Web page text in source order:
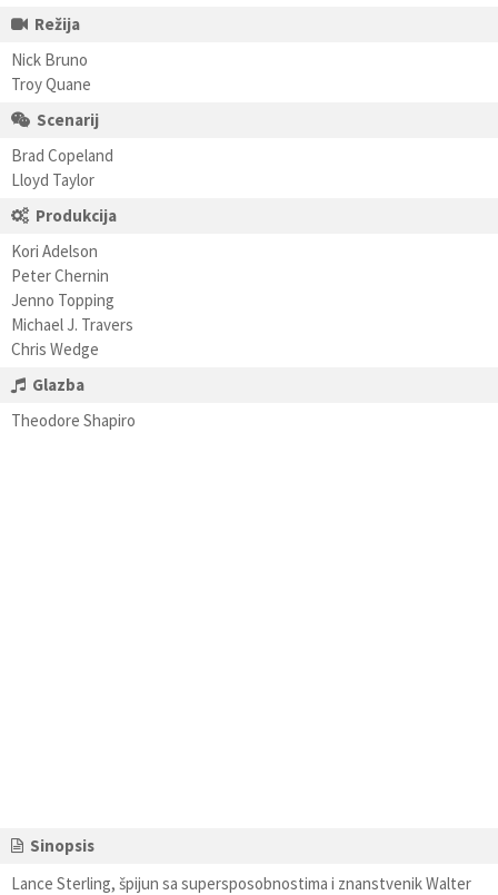
Režija
Nick Bruno
Troy Quane
Scenarij
Brad Copeland
Lloyd Taylor
Produkcija
Kori Adelson
Peter Chernin
Jenno Topping
Michael J. Travers
Chris Wedge
Glazba
Theodore Shapiro
Sinopsis
Lance Sterling, špijun sa supersposobnostima i znanstvenik Walter